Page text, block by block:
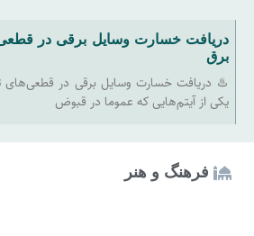
دریافت خسارت وسایل برقی در
برق
♨️ دریافت خسارت وسایل برقی در قطعی‌های
یکی از آیتم‌هایی که عموما در قبوض
فرهنگ و هنر